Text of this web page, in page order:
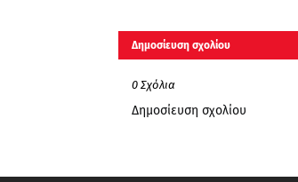
Δημοσίευση σχολίου
0 Σχόλια
Δημοσίευση σχολίου